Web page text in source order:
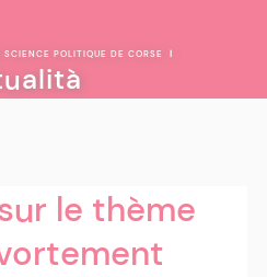
SCIENCE POLITIQUE DE CORSE |
le thème